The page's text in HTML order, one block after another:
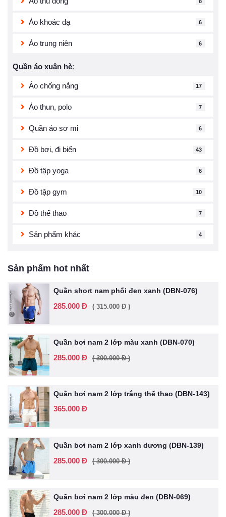
Áo khoác dạ 6
Áo trung niên 6
Quần áo xuân hè:
Áo chống nắng 17
Áo thun, polo 7
Quần áo sơ mi 6
Đồ bơi, đi biển 43
Đồ tập yoga 6
Đồ tập gym 10
Đồ thể thao 7
Sản phẩm khác 4
Sản phẩm hot nhất
Quần short nam phối đen xanh (DBN-076)
285.000 Đ ( 315.000 Đ )
Quần bơi nam 2 lớp màu xanh (DBN-070)
285.000 Đ ( 300.000 Đ )
Quần bơi nam 2 lớp trắng thể thao (DBN-143)
365.000 Đ
Quần bơi nam 2 lớp xanh dương (DBN-139)
285.000 Đ ( 300.000 Đ )
Quần bơi nam 2 lớp màu đen (DBN-069)
285.000 Đ ( 300.000 Đ )